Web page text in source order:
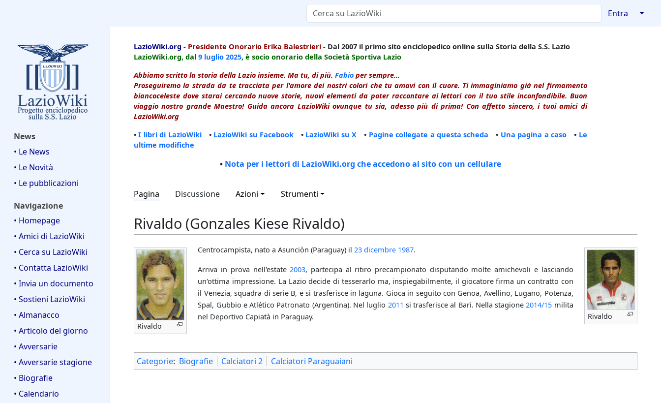
Entra ↓
News
• Le News
• Le Novità
• Le pubblicazioni
Navigazione
• Homepage
• Amici di LazioWiki
• Cerca su LazioWiki
• Contatta LazioWiki
• Invia un documento
• Sostieni LazioWiki
• Almanacco
• Articolo del giorno
• Avversarie
• Avversarie stagione
• Biografie
• Calendario
LazioWiki.org - Presidente Onorario Erika Balestrieri - Dal 2007 il primo sito enciclopedico online sulla Storia della S.S. Lazio
LazioWiki.org, dal 9 luglio 2025, è socio onorario della Società Sportiva Lazio
Abbiamo scritto la storia della Lazio insieme. Ma tu, di più. Fabio per sempre...
Proseguiremo la strada da te tracciata per l'amore dei nostri colori che tu amavi con il cuore. Ti immaginiamo già nel firmamento
biancoceleste dove starai cercando nuove storie, nuovi elementi da poter raccontare ai lettori con il tuo stile inconfondibile. Buon
viaggio nostro grande Maestro! Guida ancora LazioWiki ovunque tu sia, adesso più di prima! Con affetto sincero, i tuoi amici di
LazioWiki.org
•I libri di LazioWiki• LazioWiki su Facebook • LazioWiki su X • Pagine collegate a questa scheda • Una pagina a caso • Le
ultime modifiche
• Nota per i lettori di LazioWiki.org che accedono al sito con un cellulare
Pagina Discussione Azioni Strumenti
Rivaldo (Gonzales Kiese Rivaldo)
Rivaldo
Rivaldo
Centrocampista, nato a Asunciòn (Paraguay) il23 dicembre 1987.
Arriva in prova nell'estate2003, partecipa al ritiro precampionato disputando molte amichevoli e lasciando
un'ottima impressione. La Lazio decide di tesserarlo ma, inspiegabilmente, il giocatore firma un contratto con
il Venezia, squadra di serie B, e si trasferisce in laguna. Gioca in seguito con Genoa, Avellino, Lugano, Potenza,
Spal, Gubbio e Atlético Patronato (Argentina). Nel luglio 2011 si trasferisce al Bari. Nella stagione2014/15 milita
nel Deportivo Capiatà in Paraguay.
Categorie: Biografie Calciatori 2 Calciatori Paraguaiani